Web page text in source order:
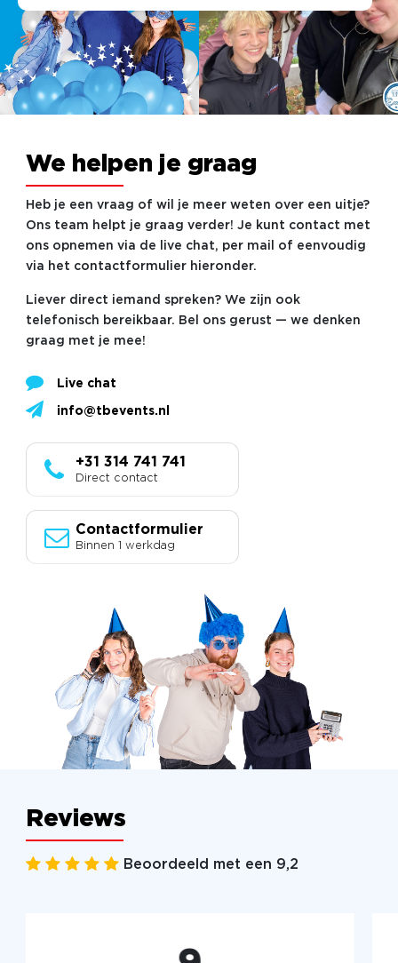
We helpen je graag
Heb je een vraag of wil je meer weten over een uitje?
Ons team helpt je graag verder! Je kunt contact met
ons opnemen via de live chat, per mail of eenvoudig
via het contactformulier hieronder.
Liever direct iemand spreken? We zijn ook
telefonisch bereikbaar. Bel ons gerust — we denken
graag met je mee!
Live chat
info@tbevents.nl
+31 314 741 741
Direct contact
Contactformulier
Binnen 1 werkdag
Reviews
Beoordeeld met een 9,2